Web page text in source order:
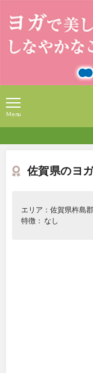
Menu
佐賀県のヨ
エリア：佐賀県杵島
特徴： なし